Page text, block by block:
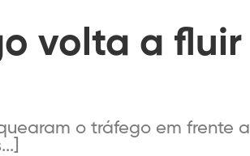
volta a fluir
o tráfego em frente a